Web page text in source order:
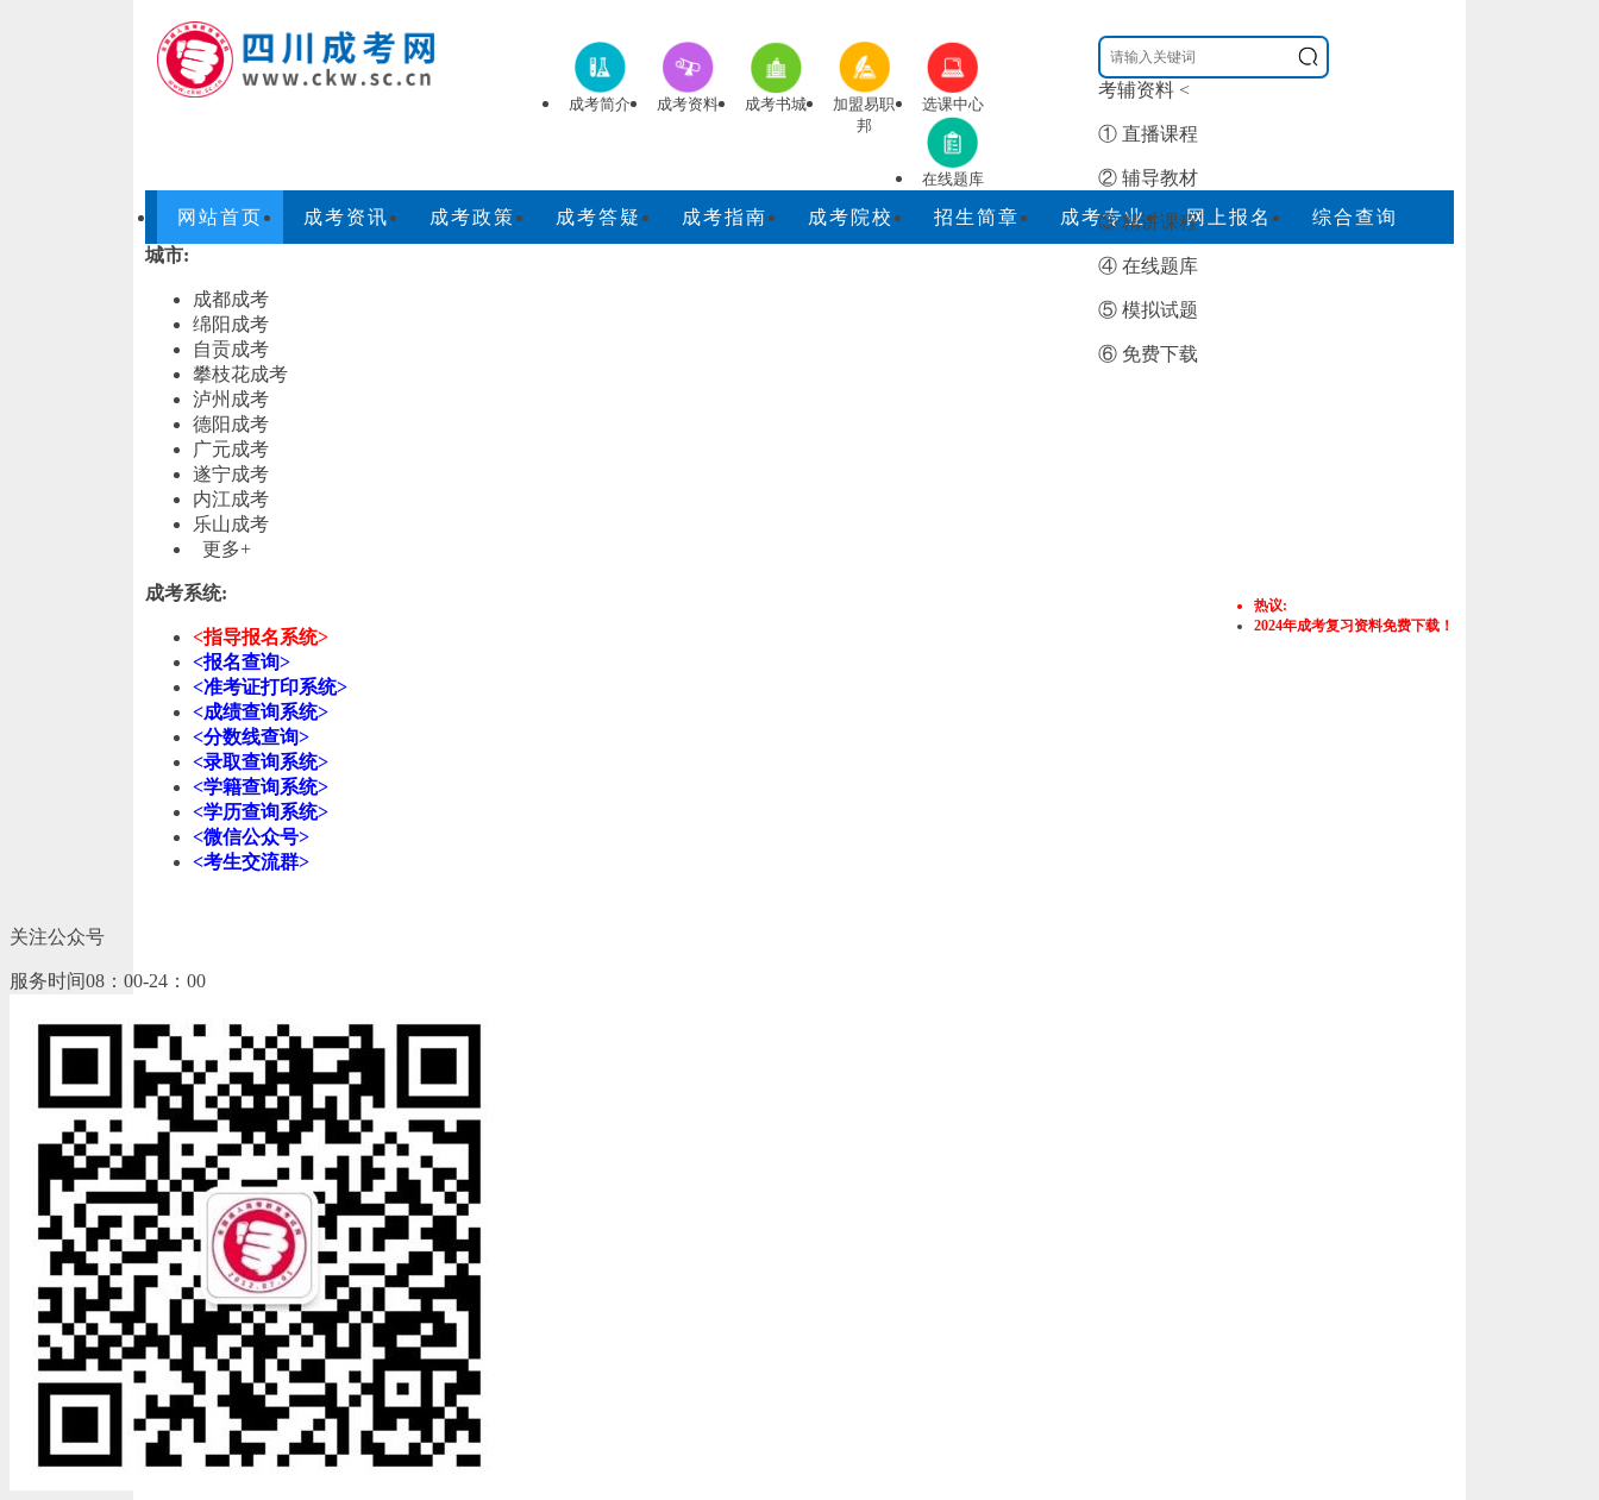
成考简介 成考资料 成考书城
加盟易职
邦
选课中心
在线题库
考辅资料 <
① 直播课程
② 辅导教材
③ 精讲课程
④ 在线题库
⑤ 模拟试题
⑥ 免费下载
网站首页 成考资讯 成考政策 成考答疑 成考指南 成考院校 招生简章 成考专业 网上报名
综合查询
城市:
成都成考
绵阳成考
自贡成考
攀枝花成考
泸州成考
德阳成考
广元成考
遂宁成考
内江成考
乐山成考
更多+
热议:
2024年成考复习资料免费下载！
成考系统:
<指导报名系统>
<报名查询>
<准考证打印系统>
<成绩查询系统>
<分数线查询>
<录取查询系统>
<学籍查询系统>
<学历查询系统>
<微信公众号>
<考生交流群>
关注公众号
服务时间08：00-24：00